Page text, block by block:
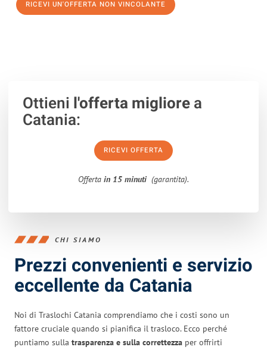
RICEVI UN'OFFERTA NON VINCOLANTE
Ottieni l'offerta migliorea
Catania:
RICEVI OFFERTA
Offerta in 15 minuti (garantita).
CHI SIAMO
Prezzi convenienti e servizio
eccellente da Catania
Noi di Traslochi Catania comprendiamo che i costi sono un
fattore cruciale quando si pianifica il trasloco. Ecco perché
puntiamo sulla trasparenza e sulla correttezza per offrirti